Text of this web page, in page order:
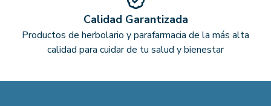
Calidad Garantizada
Productos de herbolario y parafarmacia de la más alta
calidad para cuidar de tu salud y bienestar